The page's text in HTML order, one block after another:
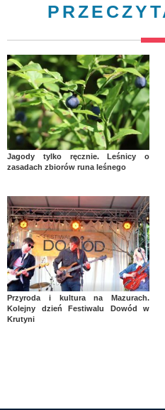
Jagody tylko ręcznie. Leśnicy o
zasadach zbiorów runa leśnego
Przyroda i kultura na Mazurach.
Kolejny dzień Festiwalu Dowód w
Krutyni